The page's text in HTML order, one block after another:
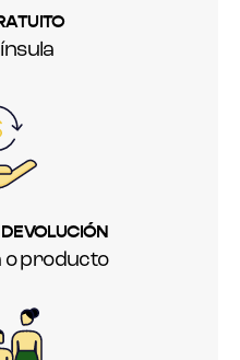
o producto